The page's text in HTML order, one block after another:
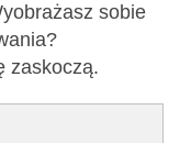
sobie
zaskoczą.